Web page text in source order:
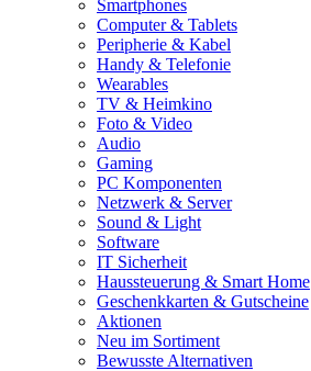
Smartphones
Computer & Tablets
Peripherie & Kabel
Handy & Telefonie
Wearables
TV & Heimkino
Foto & Video
Audio
Gaming
PC Komponenten
Netzwerk & Server
Sound & Light
Software
IT Sicherheit
Haussteuerung & Smart Home
Geschenkkarten & Gutscheine
Aktionen
Neu im Sortiment
Bewusste Alternativen